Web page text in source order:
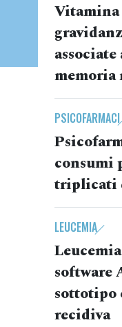
PSICOFARMACI
consumi
triplicati
LEUCEMIA
software
sottotipo
recidiva